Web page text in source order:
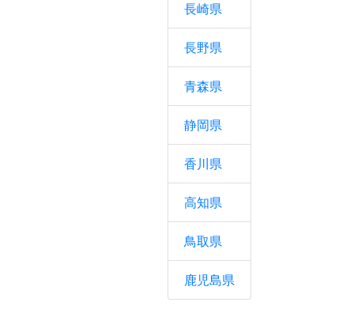
長崎県
長野県
青森県
静岡県
香川県
高知県
鳥取県
鹿児島県